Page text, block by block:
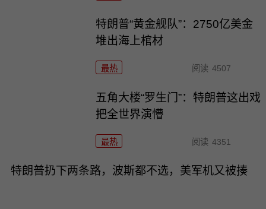
特朗普“黄金舰队”：2750亿美金
堆出海上棺材
最热 阅读 4507
五角大楼“罗生门”：特朗普这出戏
把全世界演懵
最热 阅读 4351
特朗普扔下两条路，波斯都不选，美军机又被揍